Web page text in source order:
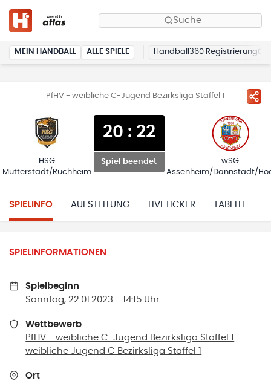
Suche
MEIN HANDBALL ALLE SPIELE Handball360 Registrierung
PfHV - weibliche C-Jugend Bezirksliga Staffel 1
HSG
Mutterstadt/Ruchheim
20 : 22
Spiel beendet
wSG
Assenheim/Dannstadt/
SPIELINFO AUFSTELLUNG LIVETICKER TABELLE
SPIELINFORMATIONEN
Spielbeginn
Sonntag, 22.01.2023 - 14:15 Uhr
Wettbewerb
PfHV - weibliche C-Jugend Bezirksliga Staffel 1
–
weibliche Jugend C Bezirksliga Staffel 1
Ort